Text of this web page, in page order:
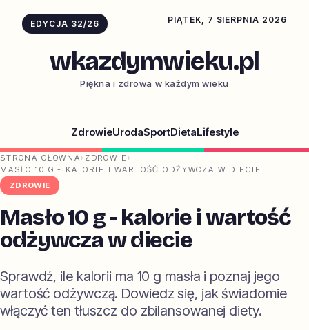
EDYCJA 32/26 PIĄTEK, 7 SIERPNIA 2026
wkazdymwieku.pl
Piękna i zdrowa w każdym wieku
ZdrowieUrodaSportDietaLifestyle
STRONA GŁÓWNA › ZDROWIE ›
MASŁO 10 G - KALORIE I WARTOŚĆ ODŻYWCZA W DIECIE
ZDROWIE
Masło 10 g - kalorie i wartość
odżywcza w diecie
Sprawdź, ile kalorii ma 10 g masła i poznaj jego
wartość odżywczą. Dowiedz się, jak świadomie
włączyć ten tłuszcz do zbilansowanej diety.